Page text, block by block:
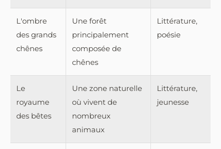
L'ombre
des grands
chênes
Une forêt
principalement
composée de
chênes
Littérature,
poésie
Le
royaume
des bêtes
Une zone naturelle
où vivent de
nombreux
animaux
Littérature,
jeunesse